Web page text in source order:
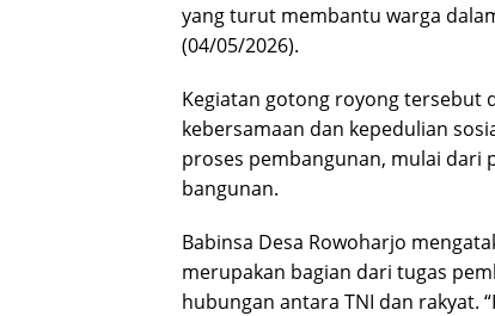
yang turut membantu warga
(04/05/2026).
Kegiatan gotong royong tersebut
kebersamaan dan kepedulian
proses pembangunan, mulai dari
bangunan.
Babinsa Desa Rowoharjo
merupakan bagian dari tugas
hubungan antara TNI dan rakyat.